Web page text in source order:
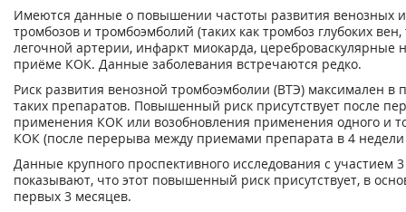
Имеются данные о повышении частоты развития венозных
тромбозов и тромбоэмболий (таких как тромбоз глубоких
легочной артерии, инфаркт миокарда, цереброваскулярные
приёме КОК. Данные заболевания встречаются редко.
Риск развития венозной тромбоэмболии (ВТЭ) максимален в
таких препаратов. Повышенный риск присутствует после
применения КОК или возобновления применения одного и
КОК (после перерыва между приемами препарата в 4 недели
Данные крупного проспективного исследования с участием
показывают, что этот повышенный риск присутствует, в
первых 3 месяцев.